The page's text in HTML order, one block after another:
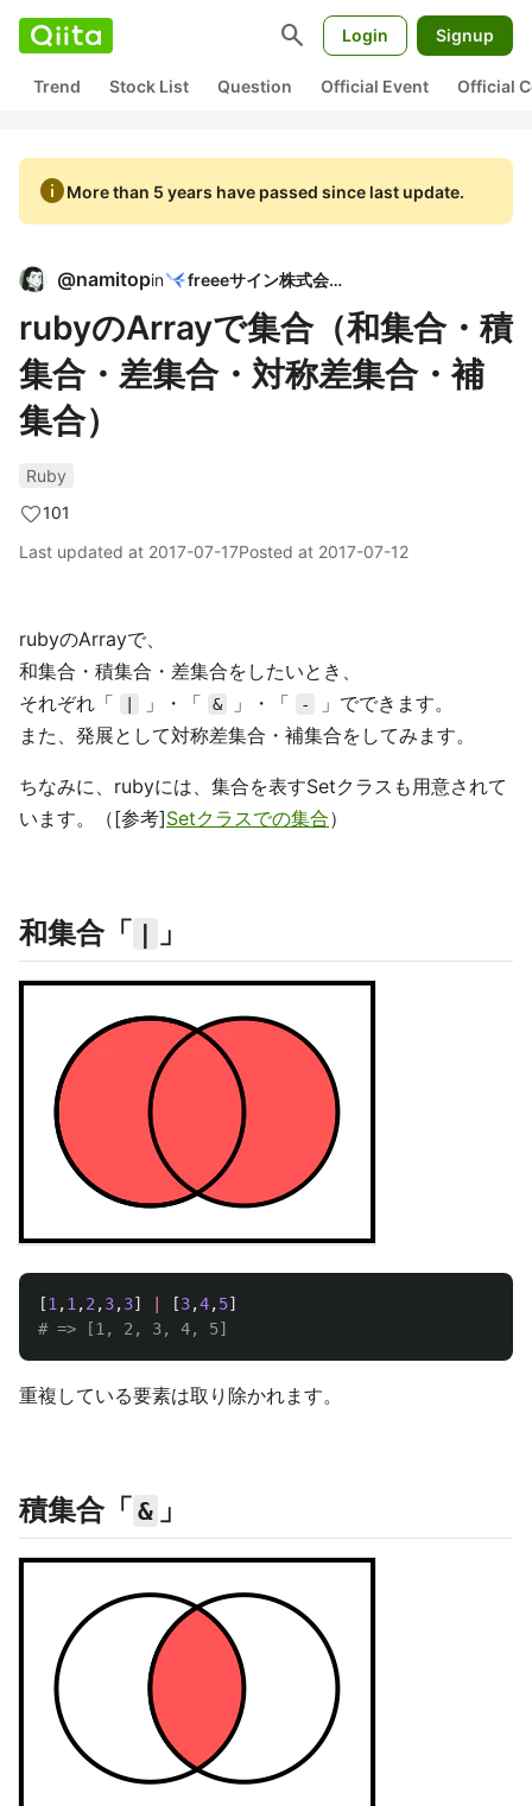
search Login Signup
Trend Stock List Question Official Event Official
infoMore than 5 years have passed since last update.
@namitopin freeeサイン株式会社
rubyのArrayで集合（和集合・積
集合・差集合・対称差集合・補
集合）
Ruby
101
Last updated at 2017-07-17Posted at 2017-07-12
rubyのArrayで、
和集合・積集合・差集合をしたいとき、
それぞれ「
」・「 & 」・「 -
」でできます。
また、発展として対称差集合・補集合をしてみます。
ちなみに、rubyには、集合を表すSetクラスも用意されて
います。（[参考]Setクラスでの集合）
和集合「 | 」
[1 ,1 ,2 ,3,3] [3,4,5]
# => [1, 2, 3, 4, 5]
重複している要素は取り除かれます。
積集合「 & 」